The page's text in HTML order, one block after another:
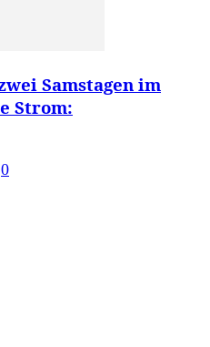
Samstagen im
Strom:
0